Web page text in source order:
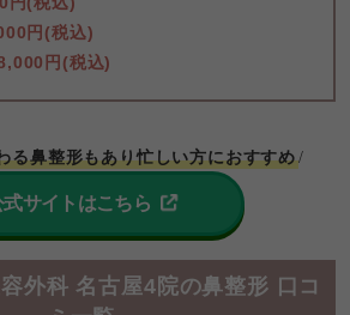
円(税込)
円(税込)
る鼻整形もあり忙しい方におすすめ/
式サイトはこちら
外科 名古屋4院の鼻整形 口コ